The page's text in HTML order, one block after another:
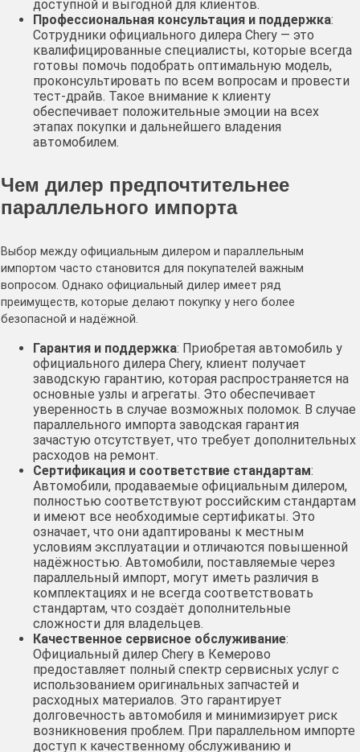
доступной и выгодной для клиентов.
Профессиональная консультация и поддержка:
Сотрудники официального дилера Chery — это
квалифицированные специалисты, которые всегда
готовы помочь подобрать оптимальную модель,
проконсультировать по всем вопросам и провести
тест-драйв. Такое внимание к клиенту
обеспечивает положительные эмоции на всех
этапах покупки и дальнейшего владения
автомобилем.
Чем дилер предпочтительнее
параллельного импорта
Выбор между официальным дилером и параллельным
импортом часто становится для покупателей важным
вопросом. Однако официальный дилер имеет ряд
преимуществ, которые делают покупку у него более
безопасной и надёжной.
Гарантия и поддержка: Приобретая автомобиль у
официального дилера Chery, клиент получает
заводскую гарантию, которая распространяется на
основные узлы и агрегаты. Это обеспечивает
уверенность в случае возможных поломок. В случае
параллельного импорта заводская гарантия
зачастую отсутствует, что требует дополнительных
расходов на ремонт.
Сертификация и соответствие стандартам:
Автомобили, продаваемые официальным дилером,
полностью соответствуют российским стандартам
и имеют все необходимые сертификаты. Это
означает, что они адаптированы к местным
условиям эксплуатации и отличаются повышенной
надёжностью. Автомобили, поставляемые через
параллельный импорт, могут иметь различия в
комплектациях и не всегда соответствовать
стандартам, что создаёт дополнительные
сложности для владельцев.
Качественное сервисное обслуживание:
Официальный дилер Chery в Кемерово
предоставляет полный спектр сервисных услуг с
использованием оригинальных запчастей и
расходных материалов. Это гарантирует
долговечность автомобиля и минимизирует риск
возникновения проблем. При параллельном импорте
доступ к качественному обслуживанию и